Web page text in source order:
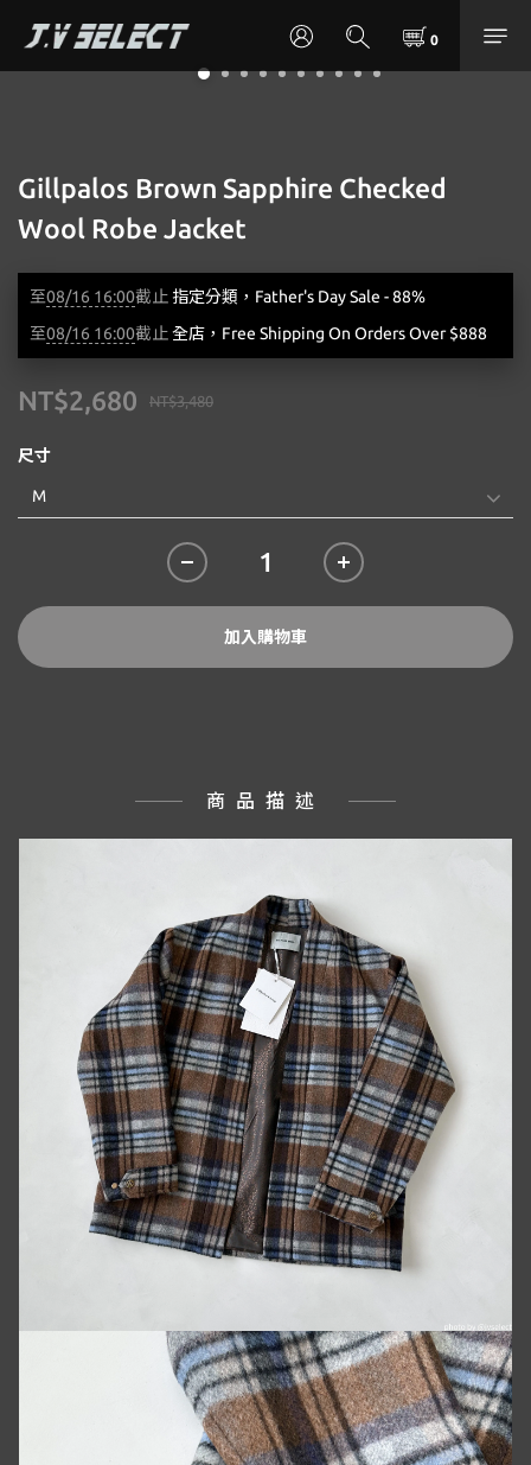
Gillpalos Brown Sapphire Checked
Wool Robe Jacket
至08/16 16:00截止 指定分類，Father's Day Sale - 88%
至08/16 16:00截止全店，Free Shipping On Orders Over $888
NT$3,480
NT$2,680
尺寸
加入購物車
商品描述